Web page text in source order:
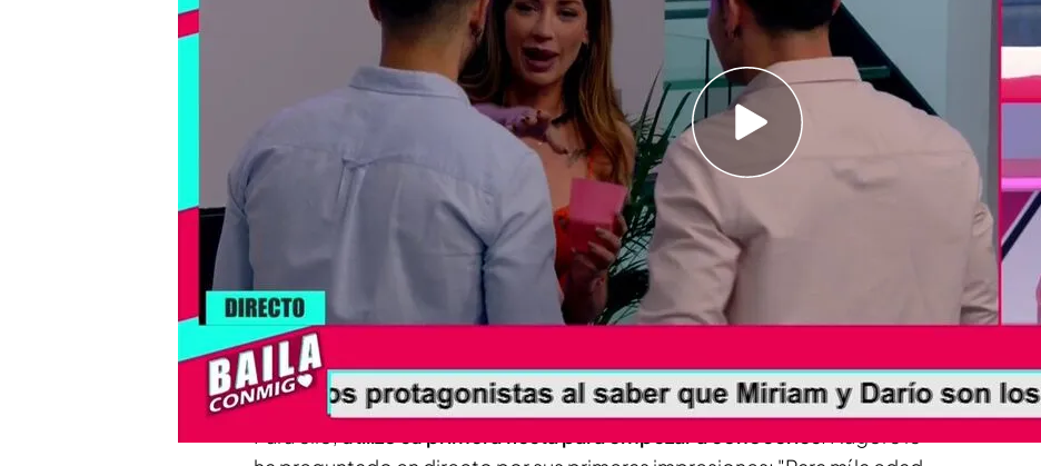
los candidatos de Lucía
"Álvaro tuvo algún comentario en el que se le notaba la edad", ha
explicado
Después de su inesperada entrada en 'Baila conmigo',
primera noche en 'La mansión del amor' conociendo a quienes era los
candidatos de Lucía. Solo de ella dependerá que puedan convertirse
también en sus propios candidatos.